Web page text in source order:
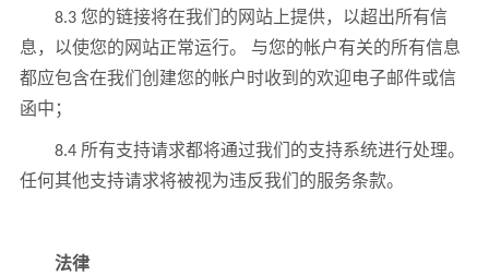
8.3 您的链接将在我们的网站上提供，以超出所有信
息，以使您的网站正常运行。 与您的帐户有关的所有信息
都应包含在我们创建您的帐户时收到的欢迎电子邮件或信
函中；
8.4 所有支持请求都将通过我们的支持系统进行处理。
任何其他支持请求将被视为违反我们的服务条款。
法律